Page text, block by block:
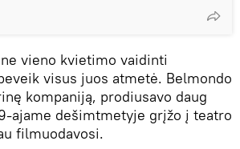
vieno kvietimo vaidinti
visus juos atmetė. Belmondo
kompaniją, prodiusavo daug
ajame dešimtmetyje grįžo į teatro
filmuodavosi.